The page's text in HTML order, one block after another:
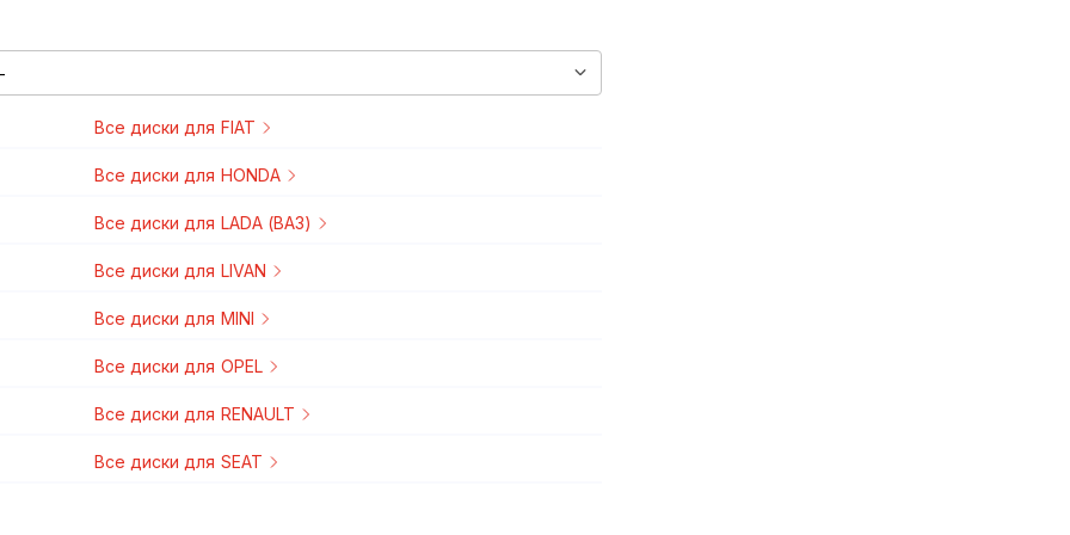
Все диски для FIAT
2005-2012
2012-2016
2010-2013
2016-2020
2016-2020
Все диски для HONDA
2001-2005
Все диски для LADA (ВАЗ)
2015-2023
2017-2023
2018-2023
2018-2022
2023-2026
2025-2026
Все диски для LIVAN
2022-2026
Все диски для MINI
2004-2006
2008-2015
2007-2010
2010-2014
2012-2016
2011-2015
2000-2006
2006-2014
2011-2015
Все диски для OPEL
2013-2016
2001-2005
1998-2005
2006-2010
2010-2019
2006-2013
2003-2010
Все диски для RENAULT
2013-2016
Все диски для SEAT